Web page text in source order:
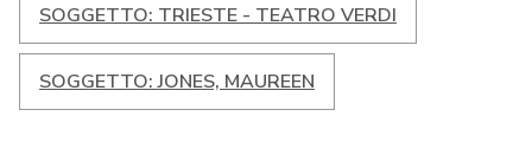
SOGGETTO: TRIESTE - TEATRO VERDI
SOGGETTO: JONES, MAUREEN